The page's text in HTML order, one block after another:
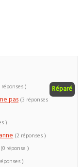
Réparé
réponses )
pas (3 réponses
)
(2 réponses )
(0 réponse )
)